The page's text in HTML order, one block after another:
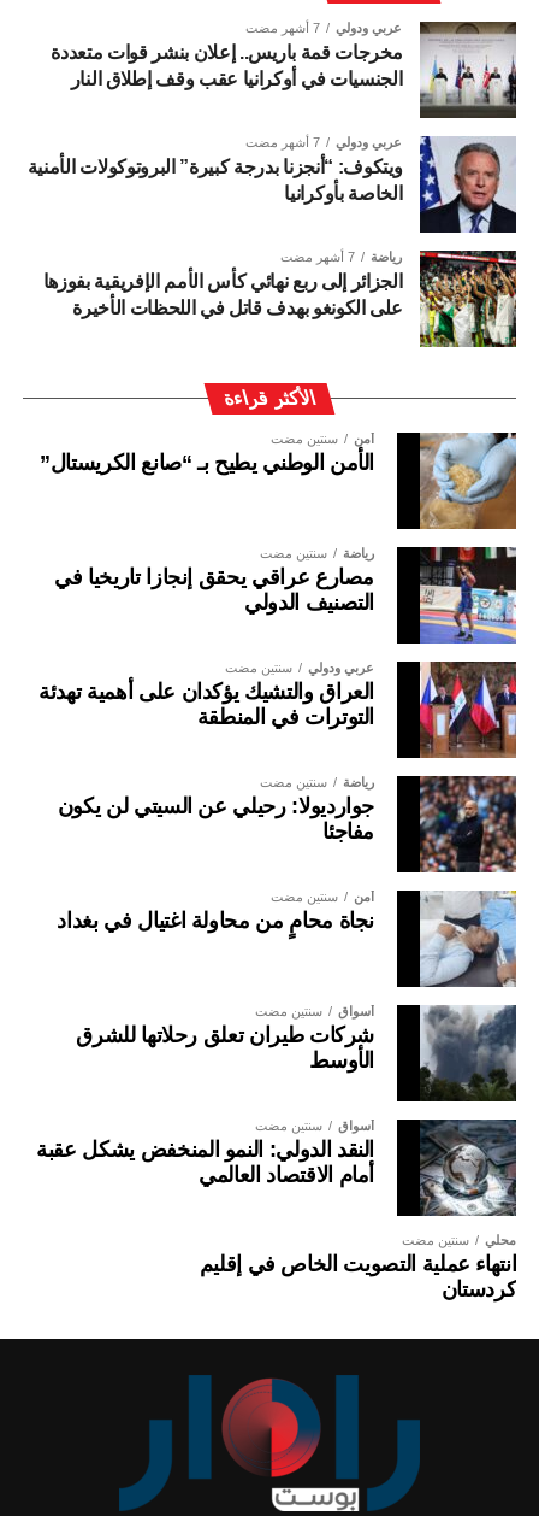
عربي ودولي 7 أشهر مضت
مخرجات قمة باريس.. إعلان بنشر قوات متعددة
الجنسيات في أوكرانيا عقب وقف إطلاق النار
عربي ودولي 7 أشهر مضت
ويتكوف: “أنجزنا بدرجة كبيرة” البروتوكولات الأمنية
الخاصة بأوكرانيا
رياضة 7 أشهر مضت
الجزائر إلى ربع نهائي كأس الأمم الإفريقية بفوزها
على الكونغو بهدف قاتل في اللحظات الأخيرة
الأكثر قراءة
أمن سنتين مضت
الأمن الوطني يطيح بـ “صانع الكريستال”
رياضة سنتين مضت
مصارع عراقي يحقق إنجازا تاريخيا في
التصنيف الدولي
عربي ودولي سنتين مضت
العراق والتشيك يؤكدان على أهمية تهدئة
التوترات في المنطقة
رياضة سنتين مضت
جوارديولا: رحيلي عن السيتي لن يكون
مفاجئا
أمن سنتين مضت
نجاة محامٍ من محاولة اغتيال في بغداد
أسواق سنتين مضت
شركات طيران تعلق رحلاتها للشرق
الأوسط
أسواق سنتين مضت
النقد الدولي: النمو المنخفض يشكل عقبة
أمام الاقتصاد العالمي
محلي سنتين مضت
انتهاء عملية التصويت الخاص في إقليم
كردستان